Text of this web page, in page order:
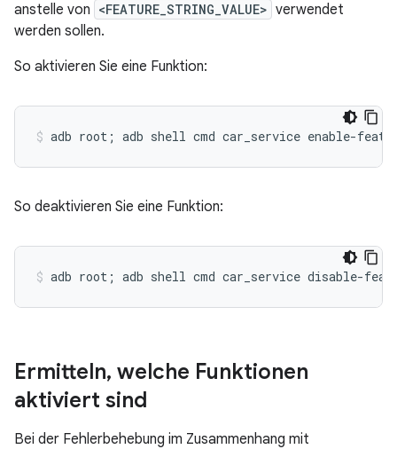
anstelle von <FEATURE_STRING_VALUE> verwendet
werden sollen.
So aktivieren Sie eine Funktion:
So deaktivieren Sie eine Funktion:
Ermitteln, welche Funktionen
aktiviert sind
Bei der Fehlerbehebung im Zusammenhang mit